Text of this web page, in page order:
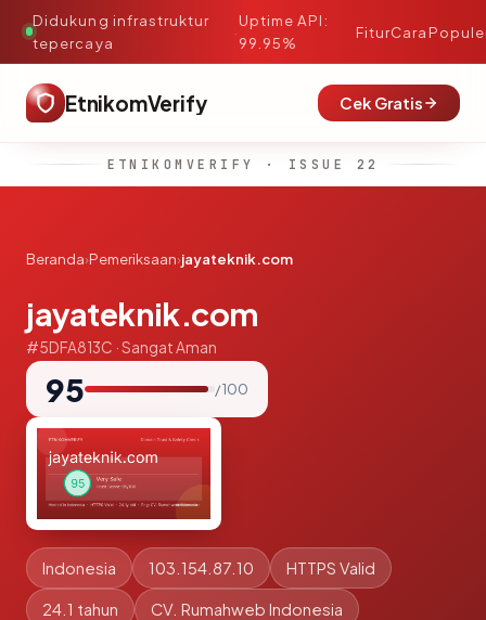
Didukung infrastruktur
tepercaya
·
Uptime API:
99.95%
FiturCara
EtnikomVerify Cek Gratis
ETNIKOMVERIFY · ISSUE 22
Beranda›Pemeriksaan›jayateknik.com
jayateknik.com
#5DFA813C · Sangat Aman
95 / 100
Indonesia 103.154.87.10 HTTPS Valid
24.1 tahun CV. Rumahweb Indonesia